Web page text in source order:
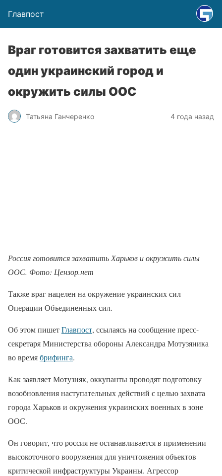
Главпост
Враг готовится захватить еще
один украинский город и
окружить силы ООС
Татьяна Ганчеренко 4 года назад
Россия готовится захватить Харьков и окружить силы
ООС. Фото: Цензор.нет
Также враг нацелен на окружение украинских сил
Операции Объединенных сил.
Об этом пишетГлавпост, ссылаясь на сообщение пресс-
секретаря Министерства обороны Александра Мотузяника
во времябрифинга.
Как заявляет Мотузняк, оккупанты проводят подготовку
возобновления наступательных действий с целью захвата
города Харьков и окружения украинских военных в зоне
ООС.
Он говорит, что россия не останавливается в применении
высокоточного вооружения для уничтожения объектов
критической инфраструктуры Украины. Агрессор